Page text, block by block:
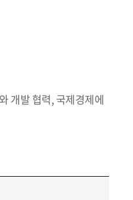
개발 협력, 국제경제에